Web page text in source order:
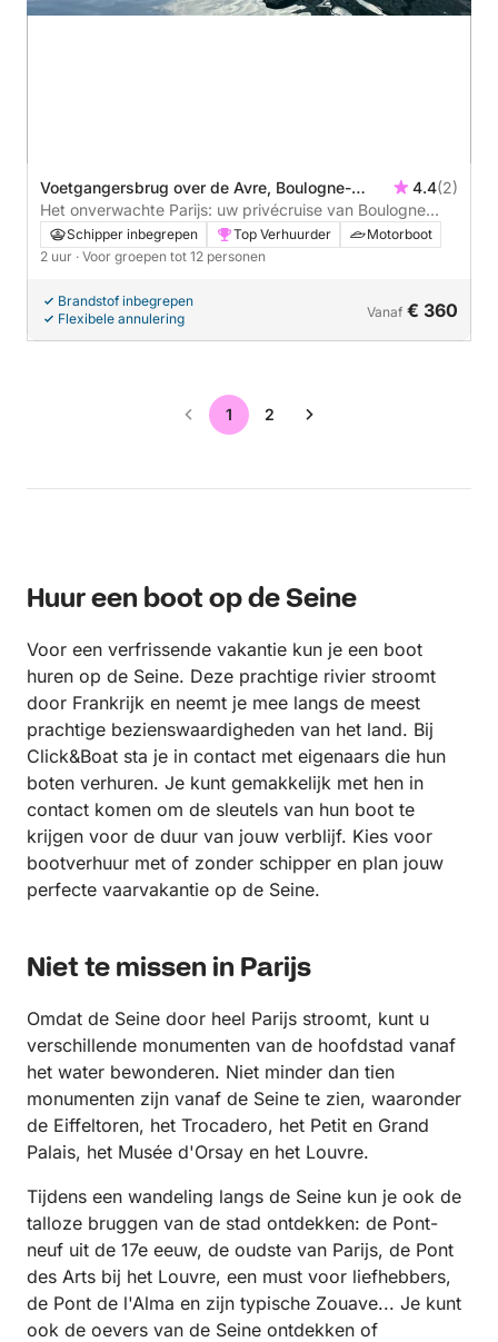
Voetgangersbrug over de Avre, Boulogne-
Billancourt, Frankrijk
4.4(2)
Het onverwachte Parijs: uw privécruise van Boulogne
naar Liberty
Schipper inbegrepen Top Verhuurder
Motorboot
2 uur · Voor groepen tot 12 personen
Brandstof inbegrepen
Flexibele annulering
Vanaf € 360
1 2
Huur een boot op de Seine
Voor een verfrissende vakantie kun je een boot
huren op de Seine. Deze prachtige rivier stroomt
door Frankrijk en neemt je mee langs de meest
prachtige bezienswaardigheden van het land. Bij
Click&Boat sta je in contact met eigenaars die hun
boten verhuren. Je kunt gemakkelijk met hen in
contact komen om de sleutels van hun boot te
krijgen voor de duur van jouw verblijf. Kies voor
bootverhuur met of zonder schipper en plan jouw
perfecte vaarvakantie op de Seine.
Niet te missen in Parijs
Omdat de Seine door heel Parijs stroomt, kunt u
verschillende monumenten van de hoofdstad vanaf
het water bewonderen. Niet minder dan tien
monumenten zijn vanaf de Seine te zien, waaronder
de Eiffeltoren, het Trocadero, het Petit en Grand
Palais, het Musée d'Orsay en het Louvre.
Tijdens een wandeling langs de Seine kun je ook de
talloze bruggen van de stad ontdekken: de Pont-
neuf uit de 17e eeuw, de oudste van Parijs, de Pont
des Arts bij het Louvre, een must voor liefhebbers,
de Pont de l'Alma en zijn typische Zouave... Je kunt
ook de oevers van de Seine ontdekken of